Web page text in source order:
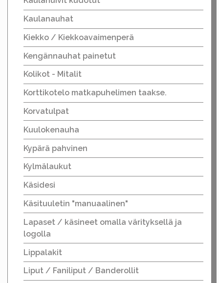
Kaulanauhat
Kiekko / Kiekkoavaimenperä
Kengännauhat painetut
Kolikot - Mitalit
Korttikotelo matkapuhelimen taakse.
Korvatulpat
Kuulokenauha
Kypärä pahvinen
Kylmälaukut
Käsidesi
Käsituuletin "manuaalinen"
Lapaset / käsineet omalla värityksellä ja
logolla
Lippalakit
Liput / Faniliput / Banderollit